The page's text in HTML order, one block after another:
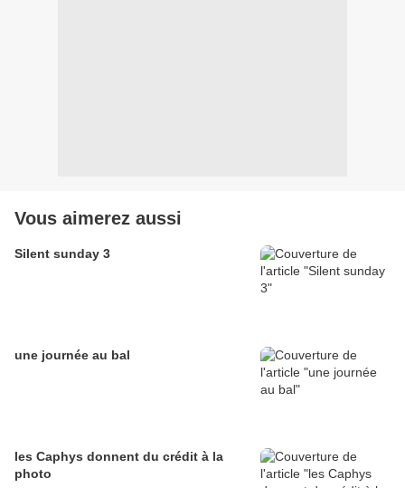
Vous aimerez aussi
Silent sunday 3
une journée au bal
les Caphys donnent du crédit à la
photo